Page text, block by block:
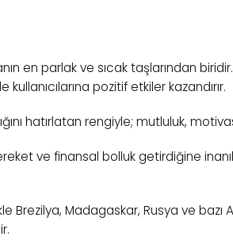
parlak ve sıcak taşlarından biridir.
kullanıcılarına pozitif etkiler kazandırır.
hatırlatan rengiyle; mutluluk,
ve finansal bolluk getirdiğine
Madagaskar, Rusya ve bazı